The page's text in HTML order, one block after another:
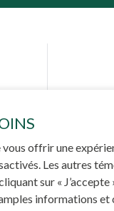
PROPULSÉ PAR
offrir une
Les autres
sur «
informations